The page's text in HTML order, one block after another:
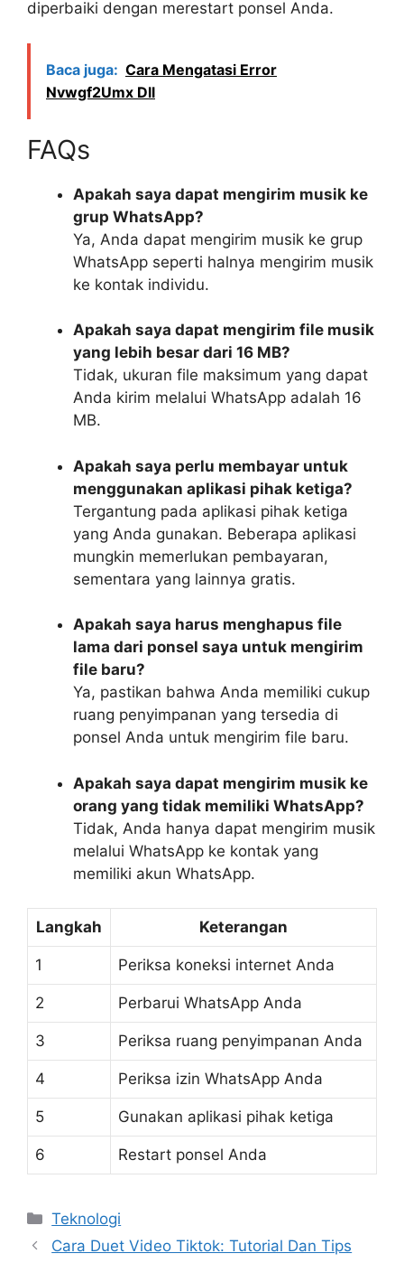
diperbaiki dengan merestart ponsel Anda.
Baca juga: Cara Mengatasi Error
Nvwgf2Umx Dll
FAQs
Apakah saya dapat mengirim musik ke
grup WhatsApp?
Ya, Anda dapat mengirim musik ke grup
WhatsApp seperti halnya mengirim musik
ke kontak individu.
Apakah saya dapat mengirim file musik
yang lebih besar dari 16 MB?
Tidak, ukuran file maksimum yang dapat
Anda kirim melalui WhatsApp adalah 16
MB.
Apakah saya perlu membayar untuk
menggunakan aplikasi pihak ketiga?
Tergantung pada aplikasi pihak ketiga
yang Anda gunakan. Beberapa aplikasi
mungkin memerlukan pembayaran,
sementara yang lainnya gratis.
Apakah saya harus menghapus file
lama dari ponsel saya untuk mengirim
file baru?
Ya, pastikan bahwa Anda memiliki cukup
ruang penyimpanan yang tersedia di
ponsel Anda untuk mengirim file baru.
Apakah saya dapat mengirim musik ke
orang yang tidak memiliki WhatsApp?
Tidak, Anda hanya dapat mengirim musik
melalui WhatsApp ke kontak yang
memiliki akun WhatsApp.
Langkah Keterangan
1 Periksa koneksi internet Anda
2 Perbarui WhatsApp Anda
3 Periksa ruang penyimpanan Anda
4 Periksa izin WhatsApp Anda
5 Gunakan aplikasi pihak ketiga
6 Restart ponsel Anda
Kategori
Teknologi
Cara Duet Video Tiktok: Tutorial Dan Tips